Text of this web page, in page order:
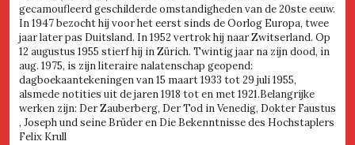
gecamoufleerd geschilderde omstandigheden van de 20ste eeuw.
In 1947 bezocht hij voor het eerst sinds de Oorlog Europa, twee
jaar later pas Duitsland. In 1952 vertrok hij naar Zwitserland. Op
12 augustus 1955 stierf hij in Zürich. Twintig jaar na zijn dood, in
aug. 1975, is zijn literaire nalatenschap geopend:
dagboekaantekeningen van 15 maart 1933 tot 29 juli 1955,
alsmede notities uit de jaren 1918 tot en met 1921.Belangrijke
werken zijn: Der Zauberberg, Der Tod in Venedig, Dokter Faustus
, Joseph und seine Brüder en Die Bekenntnisse des Hochstaplers
Felix Krull